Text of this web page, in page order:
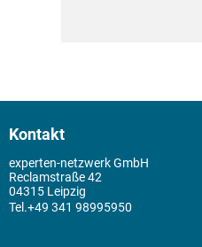
Kontakt
experten-netzwerk GmbH
Reclamstraße 42
04315 Leipzig
+49 341 98995950